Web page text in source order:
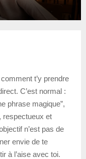
t’y prendre
C’est normal :
phrase magique”,
respectueux et
n’est pas de
envie de te
à l’aise avec toi.